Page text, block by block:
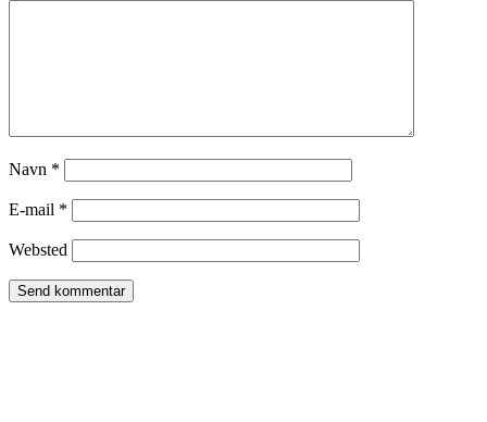
Navn *
E-mail *
Websted